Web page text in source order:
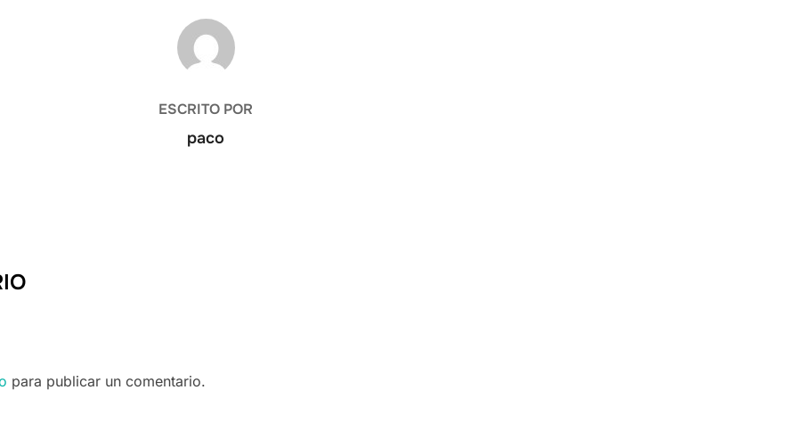
AUTOR DE LA ENTRADA
ESCRITO POR
paco
para publicar un comentario.